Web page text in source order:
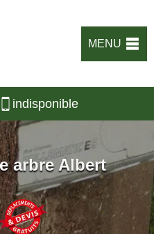
MENU
indisponible
arbre Albert